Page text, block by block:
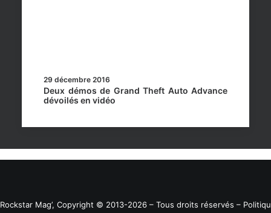
29 décembre 2016
Deux démos de Grand Theft Auto Advance
dévoilés en vidéo
Rockstar Mag’, Copyright © 2013-2026 – Tous droits réservés –